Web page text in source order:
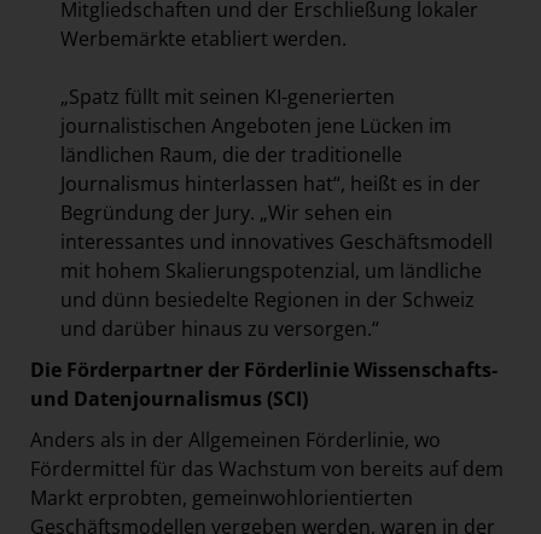
Mitgliedschaften und der Erschließung lokaler
Werbemärkte etabliert werden.
„Spatz füllt mit seinen KI-generierten
journalistischen Angeboten jene Lücken im
ländlichen Raum, die der traditionelle
Journalismus hinterlassen hat“, heißt es in der
Begründung der Jury. „Wir sehen ein
interessantes und innovatives Geschäftsmodell
mit hohem Skalierungspotenzial, um ländliche
und dünn besiedelte Regionen in der Schweiz
und darüber hinaus zu versorgen.“
Die Förderpartner der Förderlinie Wissenschafts-
und Datenjournalismus (SCI)
Anders als in der Allgemeinen Förderlinie, wo
Fördermittel für das Wachstum von bereits auf dem
Markt erprobten, gemeinwohlorientierten
Geschäftsmodellen vergeben werden, waren in der